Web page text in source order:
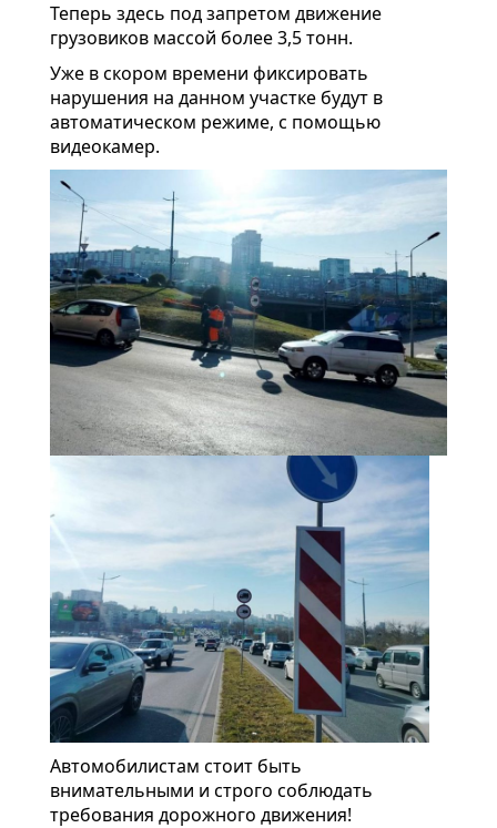
Теперь здесь под запретом движение
грузовиков массой более 3,5 тонн.
Уже в скором времени фиксировать
нарушения на данном участке будут в
автоматическом режиме, с помощью
видеокамер.
Автомобилистам стоит быть
внимательными и строго соблюдать
требования дорожного движения!